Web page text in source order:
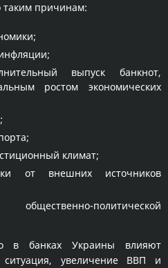
таким причинам:
выпуск банкнот,
ростом экономических
климат;
от внешних источников
политической
в банках Украины влияют
ситуация, увеличение ВВП и